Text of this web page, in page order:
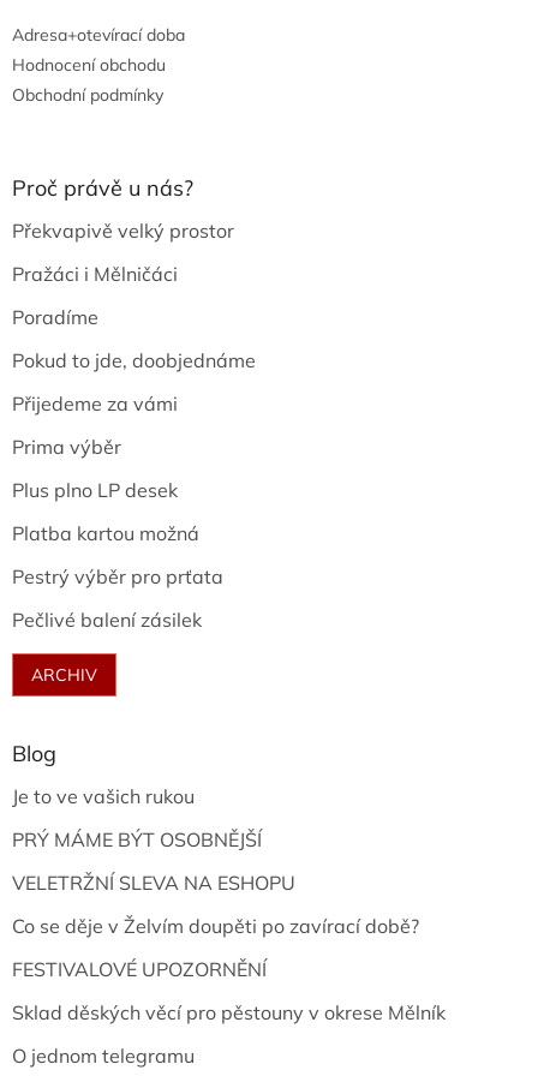
Adresa+otevírací doba
Hodnocení obchodu
Obchodní podmínky
Proč právě u nás?
Překvapivě velký prostor
Pražáci i Mělničáci
Poradíme
Pokud to jde, doobjednáme
Přijedeme za vámi
Prima výběr
Plus plno LP desek
Platba kartou možná
Pestrý výběr pro prťata
Pečlivé balení zásilek
ARCHIV
Blog
Je to ve vašich rukou
PRÝ MÁME BÝT OSOBNĚJŠÍ
VELETRŽNÍ SLEVA NA ESHOPU
Co se děje v Želvím doupěti po zavírací době?
FESTIVALOVÉ UPOZORNĚNÍ
Sklad děských věcí pro pěstouny v okrese Mělník
O jednom telegramu